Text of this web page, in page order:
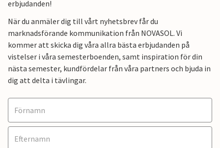
erbjudanden!
När du anmäler dig till vårt nyhetsbrev får du
marknadsförande kommunikation från NOVASOL. Vi
kommer att skicka dig våra allra bästa erbjudanden på
vistelser i våra semesterboenden, samt inspiration för din
nästa semester, kundfördelar från våra partners och bjuda in
dig att delta i tävlingar.